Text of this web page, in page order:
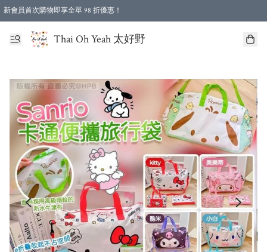
新會員首次購物即享全單 98 折優惠！
特選會員可享全單低至 96 折優惠！
Thai Oh Yeah 太好野